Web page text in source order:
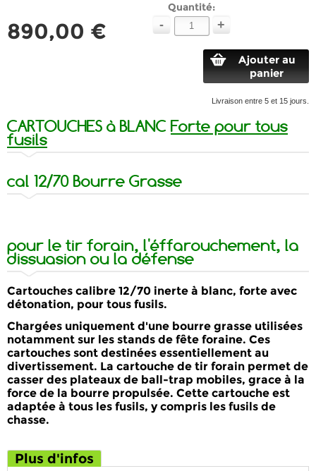
890,00 €
Quantité:
- +
Ajouter au
panier
Livraison entre 5 et 15 jours.
CARTOUCHES à BLANC Forte pour tous
fusils
cal 12/70 Bourre Grasse
pour le tir forain, l'éffarouchement, la
dissuasion ou la défense
Cartouches calibre 12/70 inerte à blanc, forte avec
détonation, pour tous fusils.
Chargées uniquement d'une bourre grasse utilisées
notamment sur les stands de fête foraine. Ces
cartouches sont destinées essentiellement au
divertissement. La cartouche de tir forain permet de
casser des plateaux de ball-trap mobiles, grace à la
force de la bourre propulsée. Cette cartouche est
adaptée à tous les fusils, y compris les fusils de
chasse.
Plus d'infos